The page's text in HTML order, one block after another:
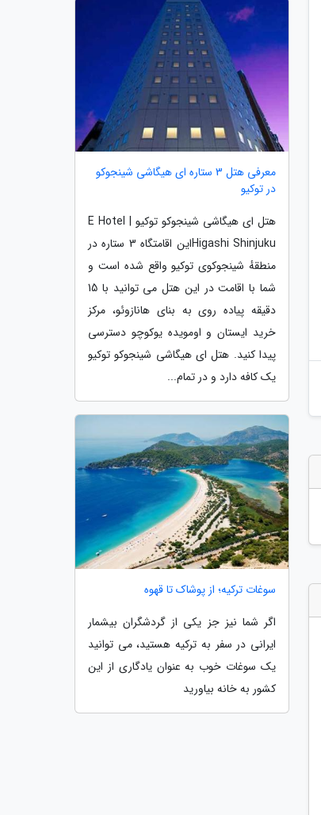
معرفی هتل 3 ستاره ای هیگاشی شینجوکو
در توکیو
هتل ای هیگاشی شینجوکو توکیو | E Hotel
Higashi Shinjukuاین اقامتگاه 3 ستاره در
منطقهٔ شینجوکوی توکیو واقع شده است و
شما با اقامت در این هتل می توانید با 15
دقیقه پیاده روی به بنای هانازوئو، مرکز
خرید ایستان و اومویده یوکوچو دسترسی
پیدا کنید. هتل ای هیگاشی شینجوکو توکیو
یک کافه دارد و در تمام...
سوغات ترکیه؛ از پوشاک تا قهوه
اگر شما نیز جز یکی از گردشگران بیشمار
ایرانی در سفر به ترکیه هستید، می توانید
یک سوغات خوب به عنوان یادگاری از این
کشور به خانه بیاورید